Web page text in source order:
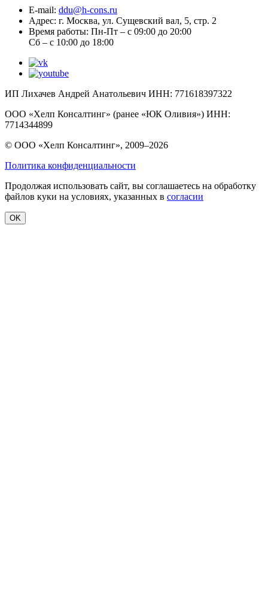
E-mail: ddu@h-cons.ru
Адрес: г. Москва, ул. Сущевский вал, 5, стр. 2
Время работы: Пн-Пт – с 09:00 до 20:00
Сб – с 10:00 до 18:00
ИП Лихачев Андрей Анатольевич ИНН: 771618397322
ООО «Хелп Консалтинг» (ранее «ЮК Оливия») ИНН:
7714344899
© ООО «Хелп Консалтинг», 2009–2026
Политика конфиденциальности
Продолжая использовать сайт, вы соглашаетесь на обработку
файлов куки на условиях, указанных в согласии
OK